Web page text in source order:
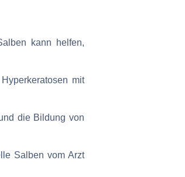
kann helfen,
mit
die Bildung von
Salben vom Arzt